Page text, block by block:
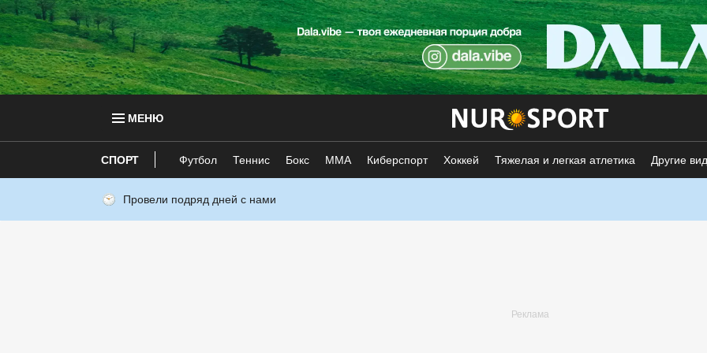
МЕНЮ
СПОРТ Футбол Теннис Бокс ММА Киберспорт Хоккей Тяжелая и легкая атлетика Другие
Провели подряд дней с нами